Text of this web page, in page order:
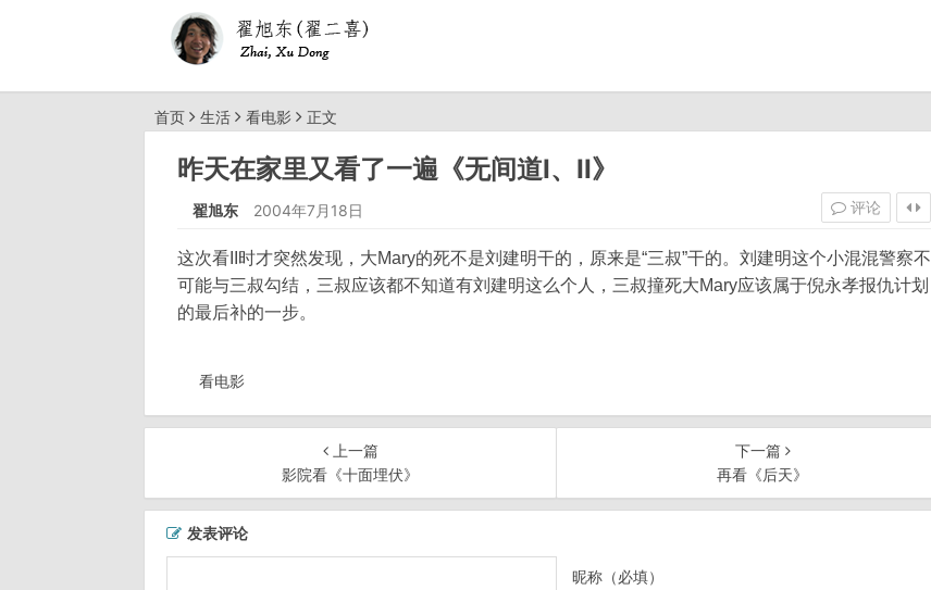
首页 生活 看电影 正文
昨天在家里又看了一遍《无间道I、II》
翟旭东 2004年7月18日 评论
这次看II时才突然发现，大Mary的死不是刘建明干的，原来是“三叔”干的。刘建明这个小混混警察不
可能与三叔勾结，三叔应该都不知道有刘建明这么个人，三叔撞死大Mary应该属于倪永孝报仇计划
的最后补的一步。
看电影
上一篇
影院看《十面埋伏》
下一篇
再看《后天》
发表评论
昵称（必填）